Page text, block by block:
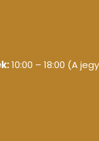
10:00 – 18:00 (A